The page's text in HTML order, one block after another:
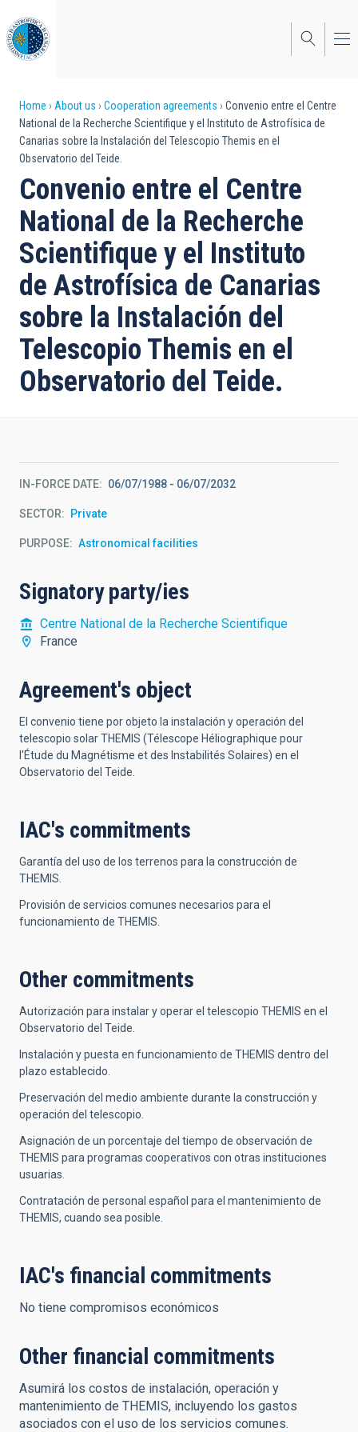
to
main
content
Breadcrumb
Home About us Cooperation agreements
Convenio entre el Centre
National de la Recherche Scientifique y el Instituto de Astrofísica de
Canarias sobre la Instalación del Telescopio Themis en el
Observatorio del Teide.
Convenio entre el Centre
National de la Recherche
Scientifique y el Instituto
de Astrofísica de Canarias
sobre la Instalación del
Telescopio Themis en el
Observatorio del Teide.
IN-FORCE DATE 06/07/1988 - 06/07/2032
SECTOR Private
PURPOSE Astronomical facilities
Signatory party/ies
Centre National de la Recherche Scientifique
France
Agreement's object
El convenio tiene por objeto la instalación y operación del
telescopio solar THEMIS (Télescope Héliographique pour
l'Étude du Magnétisme et des Instabilités Solaires) en el
Observatorio del Teide.
IAC's commitments
Garantía del uso de los terrenos para la construcción de
THEMIS.
Provisión de servicios comunes necesarios para el
funcionamiento de THEMIS.
Other commitments
Autorización para instalar y operar el telescopio THEMIS en el
Observatorio del Teide.
Instalación y puesta en funcionamiento de THEMIS dentro del
plazo establecido.
Preservación del medio ambiente durante la construcción y
operación del telescopio.
Asignación de un porcentaje del tiempo de observación de
THEMIS para programas cooperativos con otras instituciones
usuarias.
Contratación de personal español para el mantenimiento de
THEMIS, cuando sea posible.
IAC's financial commitments
No tiene compromisos económicos
Other financial commitments
Asumirá los costos de instalación, operación y
mantenimiento de THEMIS, incluyendo los gastos
asociados con el uso de los servicios comunes.